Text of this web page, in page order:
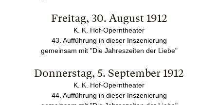
Freitag, 30. August 1912
K. K. Hof-Operntheater
43. Aufführung in dieser Inszenierung
gemeinsam mit "Die Jahreszeiten der Liebe"
Donnerstag, 5. September 1912
K. K. Hof-Operntheater
44. Aufführung in dieser Inszenierung